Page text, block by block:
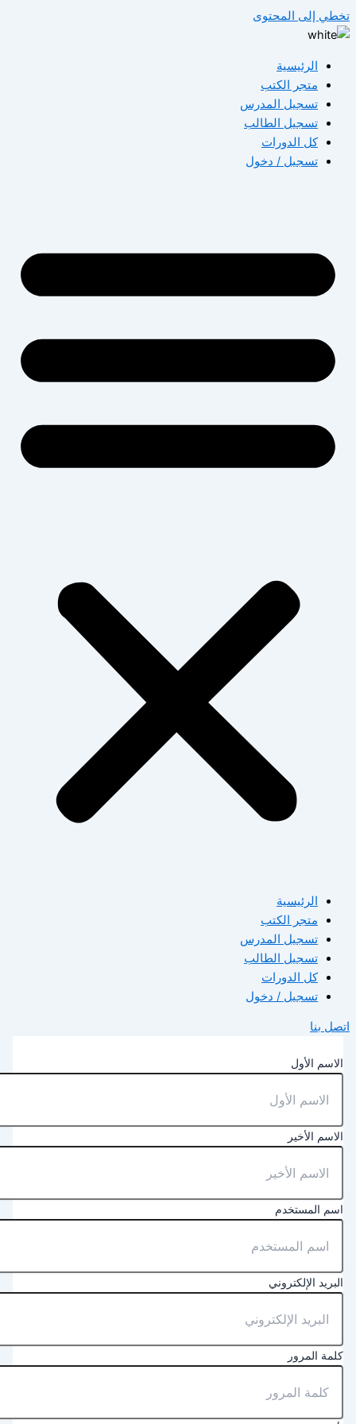
إلى المحتوى
الرئيسية
متجر الكتب
تسجيل المدرس
تسجيل الطالب
كل الدورات
تسجيل / دخول
الرئيسية
متجر الكتب
تسجيل المدرس
تسجيل الطالب
كل الدورات
تسجيل / دخول
بنا
الأول
الأخير
المستخدم
الإلكتروني
المرور